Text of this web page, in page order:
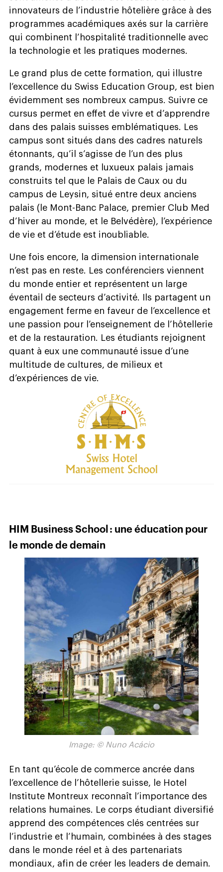
innovateurs de l’industrie hôtelière grâce à des
programmes académiques axés sur la carrière
qui combinent l’hospitalité traditionnelle avec
la technologie et les pratiques modernes.
Le grand plus de cette formation, qui illustre
l’excellence du Swiss Education Group, est bien
évidemment ses nombreux campus. Suivre ce
cursus permet en effet de vivre et d’apprendre
dans des palais suisses emblématiques. Les
campus sont situés dans des cadres naturels
étonnants, qu’il s’agisse de l’un des plus
grands, modernes et luxueux palais jamais
construits tel que le Palais de Caux ou du
campus de Leysin, situé entre deux anciens
palais (le Mont-Banc Palace, premier Club Med
d’hiver au monde, et le Belvédère), l’expérience
de vie et d’étude est inoubliable.
Une fois encore, la dimension internationale
n’est pas en reste. Les conférenciers viennent
du monde entier et représentent un large
éventail de secteurs d’activité. Ils partagent un
engagement ferme en faveur de l’excellence et
une passion pour l’enseignement de l’hôtellerie
et de la restauration. Les étudiants rejoignent
quant à eux une communauté issue d’une
multitude de cultures, de milieux et
d’expériences de vie.
HIM Business School : une éducation pour
le monde de demain
Image: © Nuno Acácio
En tant qu’école de commerce ancrée dans
l’excellence de l’hôtellerie suisse, le Hotel
Institute Montreux reconnaît l’importance des
relations humaines. Le corps étudiant diversifié
apprend des compétences clés centrées sur
l’industrie et l’humain, combinées à des stages
dans le monde réel et à des partenariats
mondiaux, afin de créer les leaders de demain.